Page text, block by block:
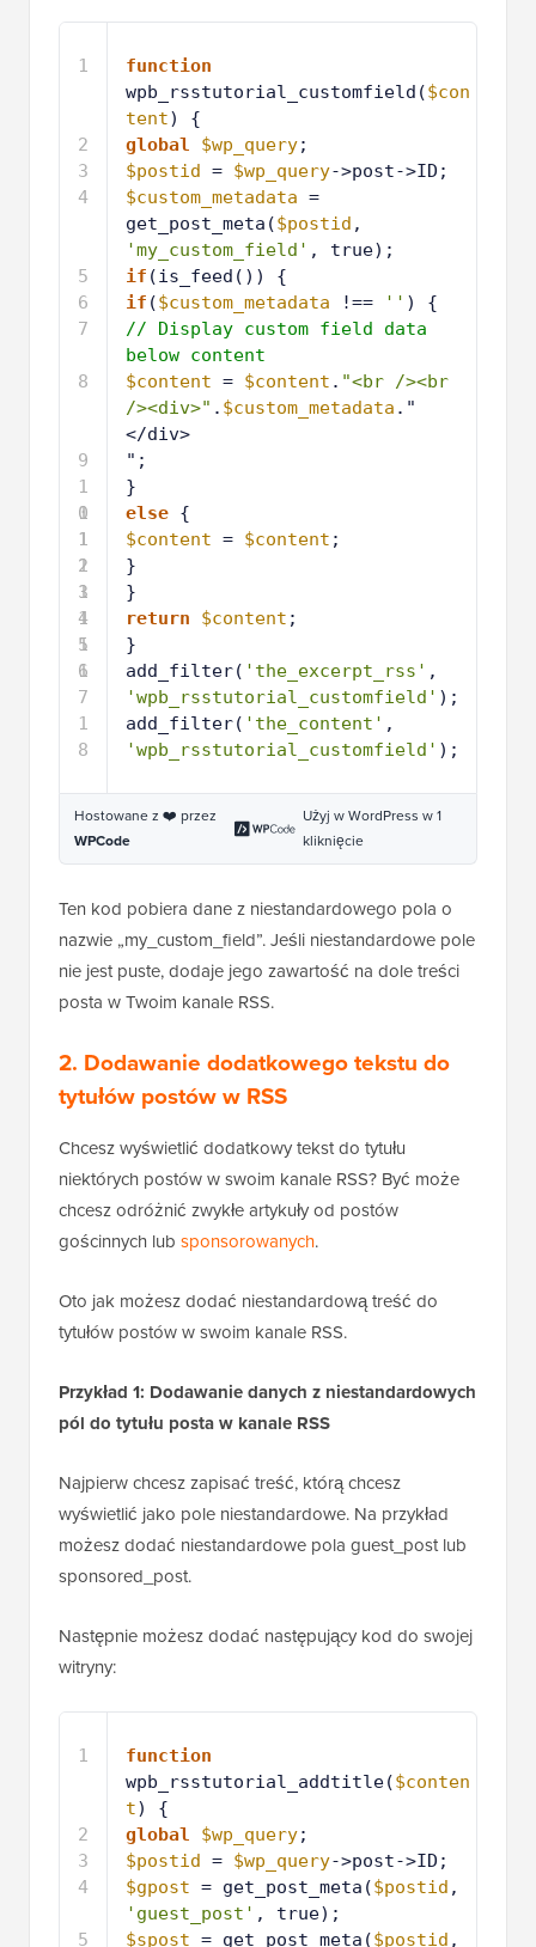
1
2
3
4
5
6
7
8
9
1
0
1
1
1
2
1
3
1
4
1
5
1
6
1
7
1
8
function
wpb_rsstutorial_customfield($con
tent) {
global
$wp_query;
$postid = $wp_query->post->ID;
$custom_metadata =
get_post_meta($postid
'my_custom_field' , true);
if (is_feed()) {
if ($custom_metadata !== '' ) {
// Display custom field data
below content
$content = $content . "<br /><br
/><div>" . $custom_metadata ."
</div>
";
}
else {
$content = $content ;
}
}
return
$content ;
}
add_filter( 'the_excerpt_rss'
'wpb_rsstutorial_customfield' );
add_filter( 'the_content'
'wpb_rsstutorial_customfield' );
Hostowane z ❤️ przez
WPCode
Użyj w WordPress w 1
kliknięcie
Ten kod pobiera dane z niestandardowego pola o
nazwie „my_custom_field”. Jeśli niestandardowe pole
nie jest puste, dodaje jego zawartość na dole treści
posta w Twoim kanale RSS.
2. Dodawanie dodatkowego tekstu do
tytułów postów w RSS
Chcesz wyświetlić dodatkowy tekst do tytułu
niektórych postów w swoim kanale RSS? Być może
chcesz odróżnić zwykłe artykuły od postów
gościnnych lub sponsorowanych.
Oto jak możesz dodać niestandardową treść do
tytułów postów w swoim kanale RSS.
Przykład 1: Dodawanie danych z niestandardowych
pól do tytułu posta w kanale RSS
Najpierw chcesz zapisać treść, którą chcesz
wyświetlić jako pole niestandardowe. Na przykład
możesz dodać niestandardowe pola guest_post lub
sponsored_post.
Następnie możesz dodać następujący kod do swojej
witryny:
1
2
3
4
5
function
wpb_rsstutorial_addtitle($conten
t) {
global
$wp_query;
$postid = $wp_query->post->ID;
$gpost = get_post_meta($postid
'guest_post' , true);
$spost = get_post_meta($postid